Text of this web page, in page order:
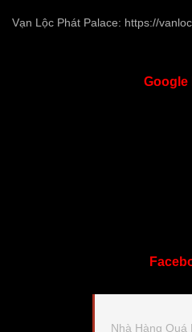
Vạn Lộc Phát Palace: https://
Google
Nhà Hàng Quá